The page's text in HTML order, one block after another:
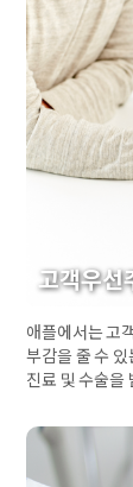
고객우선
애플에서는 고
부감을 줄 수
진료 및 수술을